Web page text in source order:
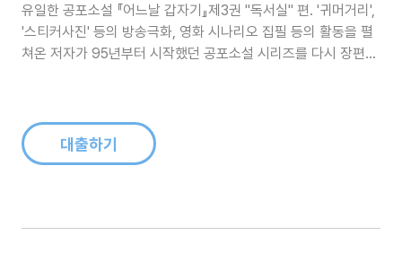
유일한 공포소설 『어느날 갑자기』제3권 "독서실" 편. '귀머거리',
'스티커사진' 등의 방송극화, 영화 시나리오 집필 등의 활동을 펼
쳐온 저자가 95년부터 시작했던 공포소설 시리즈를 다시 장편소
을 고쳐서 다시 펴낸 것이다. 이전에 나왔던 책의 구성을 중편과
장편 위..대출하기